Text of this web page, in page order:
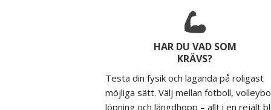
HAR DU VAD SOM
KRÄVS?
Testa din fysik och laganda på roligast
möjliga sätt. Välj mellan fotboll,
löpning och längdhopp – allt i en rejält